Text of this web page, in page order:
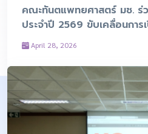
คณะทันตแพทยศาสตร์ มช. ร่
ประจำปี 2569 ขับเคลื่อนการเ
April 28, 2026